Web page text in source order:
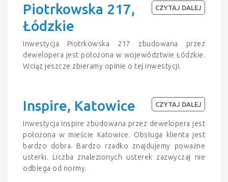
Piotrkowska 217,
Łódzkie
Inwestycja Piotrkowska 217 zbudowana przez
dewelopera jest położona w województwie Łódzkie.
Wciąz jeszcze zbieramy opinie o tej inwestycji.
CZYTAJ DALEJ
Inspire, Katowice
Inwestycja Inspire zbudowana przez dewelopera jest
położona w mieście Katowice. Obsługa klienta jest
bardzo dobra. Bardzo rzadko znajdujemy poważne
usterki. Liczba znalezionych usterek zazwyczaj nie
odbiega od normy.
CZYTAJ DALEJ